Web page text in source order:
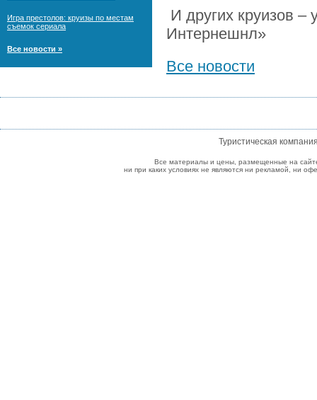
Игра престолов: круизы по местам
съемок сериала
Все новости »
И других круизов –
Интернешнл»
Все новости
Туристическая
Все материалы и цены, размещенные на
ни при каких условиях не являются ни рекламой, ни